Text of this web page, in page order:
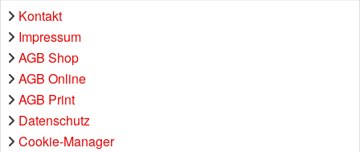
Kontakt
Impressum
AGB Shop
AGB Online
AGB Print
Datenschutz
Cookie-Manager